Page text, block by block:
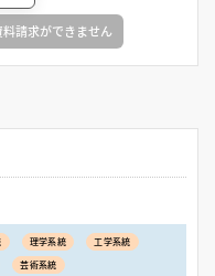
請求ができません
理学系統
工学系統
芸術系統